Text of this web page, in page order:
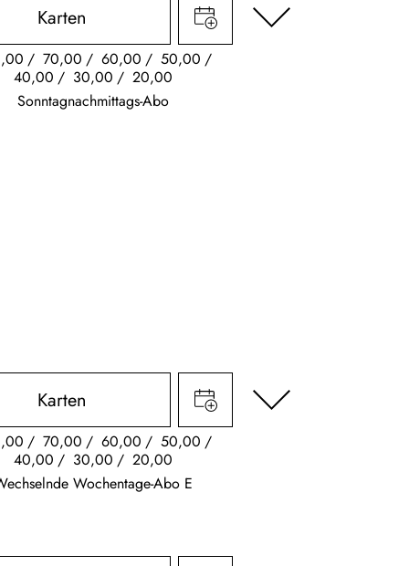
Karten
70,00 60,00
50,00
40,00
30,00
20,00
Sonntagnachmittags-Abo
Karten
70,00 60,00
50,00
40,00
30,00
20,00
Wochentage-Abo E